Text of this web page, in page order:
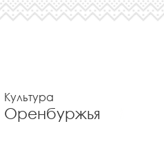
Культура
Оренбуржья